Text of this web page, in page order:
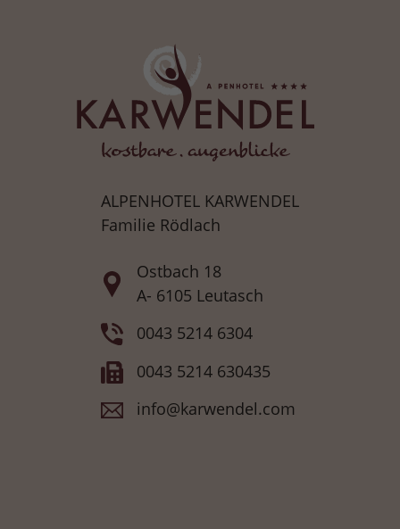
ALPENHOTEL KARWENDEL
Familie Rödlach
Ostbach 18
A- 6105 Leutasch
0043 5214 6304
0043 5214 630435
info@karwendel.com